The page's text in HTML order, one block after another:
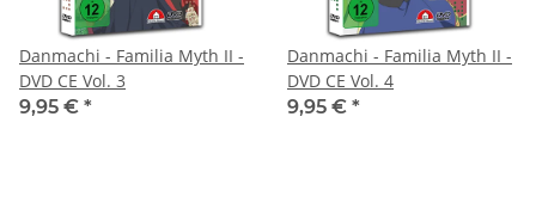
Danmachi - Familia Myth II -
DVD CE Vol. 3
9,95 € *
Danmachi - Familia Myth II -
DVD CE Vol. 4
9,95 € *